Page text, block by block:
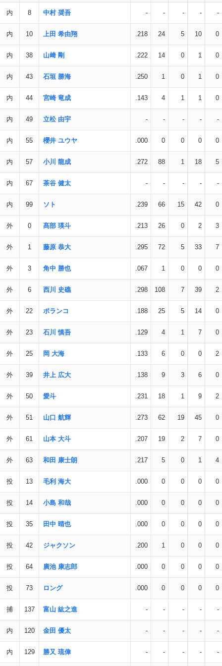
内 8 中村 奨吾 - - - - -
内 10 上田 希由翔 .218 24 5 10 0
内 38 山﨑 剛 .222 14 0 1 0
内 43 石垣 勝海 .250 1 0 1 0
内 44 宮崎 竜成 .143 4 1 1 0
内 49 立松 由宇 - - - - -
内 55 櫻井 ユウヤ .000 0 0 0 0
内 57 小川 龍成 .272 88 1 18 5
内 67 茶谷 健太 - - - - -
内 99 ソト .239 66 15 42 0
外 0 髙部 瑛斗 .213 26 0 2 3
外 1 藤原 恭大 .295 72 5 33 7
外 3 角中 勝也 .067 1 0 0 0
外 6 西川 史礁 .298 108 7 39 2
外 22 ポランコ .188 25 5 14 0
外 23 石川 慎吾 .129 4 1 7 0
外 25 岡 大海 .133 6 0 0 2
外 39 井上 広大 .138 9 3 6 0
外 50 愛斗 .231 18 1 9 2
外 51 山口 航輝 .273 62 19 45 0
外 61 山本 大斗 .207 19 2 7 0
外 63 和田 康士朗 .217 5 0 1 4
投 13 毛利 海大 .000 0 0 0 0
投 14 小島 和哉 .000 0 0 0 0
投 35 田中 晴也 .000 0 0 0 0
投 42 ジャクソン .200 1 0 0 0
投 64 廣池 康志郎 .000 0 0 0 0
投 73 ロング .000 0 0 0 0
捕 137 富山 紘之進 - - - - -
内 120 金田 優太 - - - - -
内 129 勝又 琉偉 - - - - -